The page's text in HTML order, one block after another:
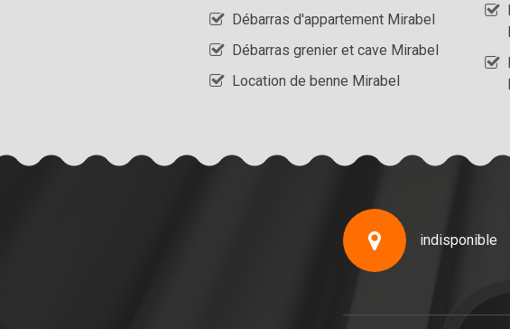
Débarras d'appartement Mirabel
Débarras grenier et cave Mirabel
Location de benne Mirabel
indisponible